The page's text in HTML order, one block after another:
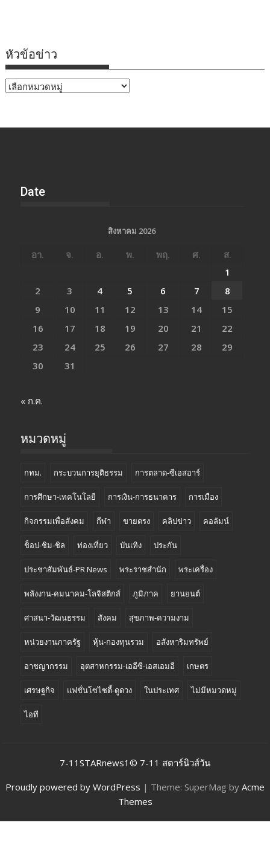
หัวข้อข่าว
หัวข้อ
Date
สิงหาคม 2026
อา. จ. อ. พ. พฤ. ศ.
ส.
1
2
3 4 5 6 7
8
9
10 11 12 13 14
15
16
17 18 19 20 21
22
23
24 25 26 27 28
29
30
31
« ก.ค.
หมวดหมู่
กทม. กระบวนการยุติธรรม การตลาด-ซีเอสอาร์
การศึกษา-เทคโนโลยี การเงิน-การธนาคาร การเมือง
กิจกรรมเพื่อสังคม กีฬา ขายตรง คลิปข่าว คอลัมน์
ช็อป-ชิม-ชิล ท่องเที่ยว บันเทิง ประกัน
ประชาสัมพันธ์-PR News พระราชสำนัก พระเครื่อง
พลังงาน-คมนาคม-โลจิสติกส์ ภูมิภาค ยานยนต์
ศาสนา-วัฒนธรรม สังคม สุขภาพ-ความงาม
หน่วยงานภาครัฐ หุ้น-กองทุนรวม อสังหาริมทรัพย์
อาชญากรรม อุตสาหกรรม-เออีซี-เอสเอมอี เกษตร
เศรษฐกิจ แฟชั่นโซไซตี้-ดูดวง ในประเทศ ไม่มีหมวดหมู่
ไอที
7-11STARnews1© 7-11 สตาร์นิวส์วัน
Proudly powered by WordPress | Theme: SuperMag by Acme
Themes